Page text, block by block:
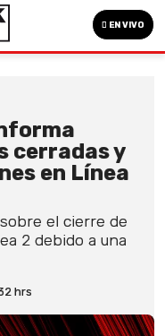
EN VIVO
cerradas y
en Línea
el cierre de
2 debido a una
hrs